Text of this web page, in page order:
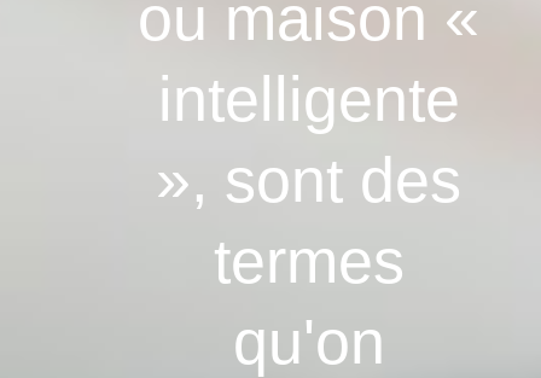
ou maison «
intelligente
», sont des
termes
qu'on